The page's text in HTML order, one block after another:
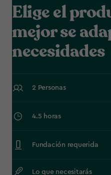
Elige el
mejor se
necesidades
2 Personas
4.5 horas
Fundación requerida
Lo que necesitarás